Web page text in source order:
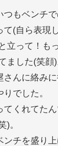
つもベンチ
て(自ら表現
立って！も
ました(笑顔)
さんに絡みに
でした。
てくれてた
)。
ンチを盛り